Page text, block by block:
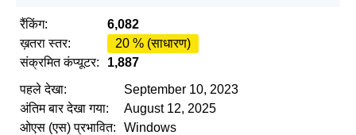
रैंकिंग:
6,082
ख़तरा स्तर:
20 % (साधारण)
संक्रमित कंप्यूटर:
1,887
पहले देखा:
September 10, 2023
अंतिम बार देखा गया:
August 12, 2025
ओएस (एस) प्रभावित:
Windows